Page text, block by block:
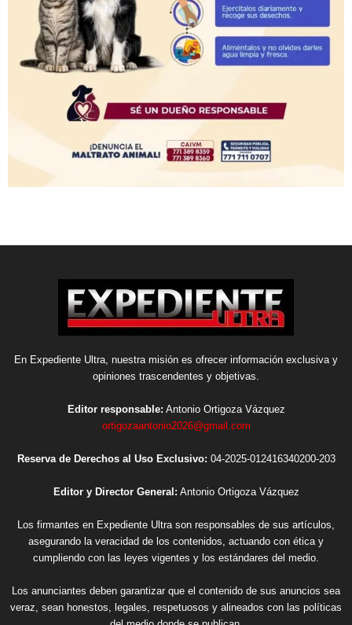
En Expediente Ultra, nuestra misión es ofrecer información exclusiva y
opiniones trascendentes y objetivas.
Editor responsable: Antonio Ortigoza Vázquez
ortigozaantonio2026@gmail.com
Reserva de Derechos al Uso Exclusivo: 04-2025-012416340200-203
Editor y Director General: Antonio Ortigoza Vázquez
Los firmantes en Expediente Ultra son responsables de sus artículos,
asegurando la veracidad de los contenidos, actuando con ética y
cumpliendo con las leyes vigentes y los estándares del medio.
Los anunciantes deben garantizar que el contenido de sus anuncios sea
veraz, sean honestos, legales, respetuosos y alineados con las políticas